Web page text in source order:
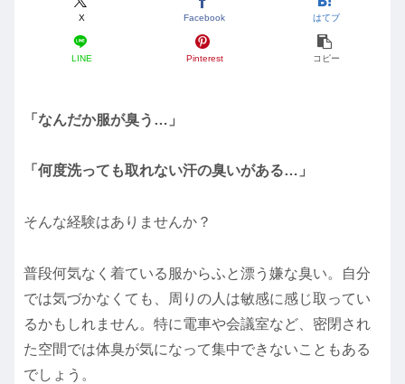
X Facebook はてブ
LINE Pinterest コピー
「なんだか服が臭う…」
「何度洗っても取れない汗の臭いがある…」
そんな経験はありませんか？
普段何気なく着ている服からふと漂う嫌な臭い。自分
では気づかなくても、周りの人は敏感に感じ取ってい
るかもしれません。特に電車や会議室など、密閉され
た空間では体臭が気になって集中できないこともある
でしょう。